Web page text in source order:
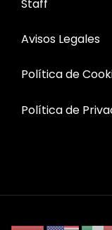
Staff
Avisos Legales
Política de
Política de